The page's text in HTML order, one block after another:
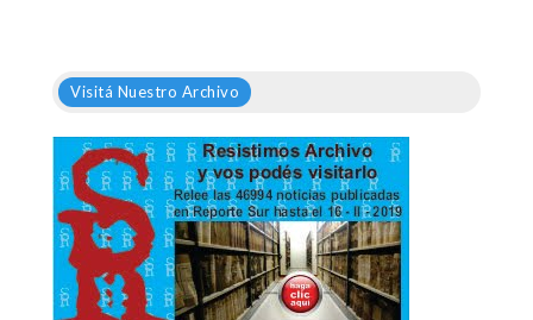
Visitá Nuestro Archivo